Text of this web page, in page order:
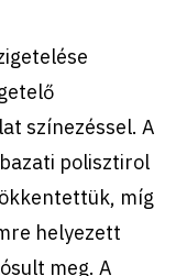
színezéssel. A
polisztirol
míg
helyezett
meg. A